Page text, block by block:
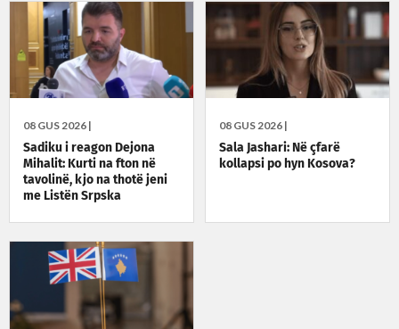
08 GUS 2026 |
Sadiku i reagon Dejona
Mihalit: Kurti na fton në
tavolinë, kjo na thotë jeni
me Listën Srpska
08 GUS 2026 |
Sala Jashari: Në çfarë
kollapsi po hyn Kosova?